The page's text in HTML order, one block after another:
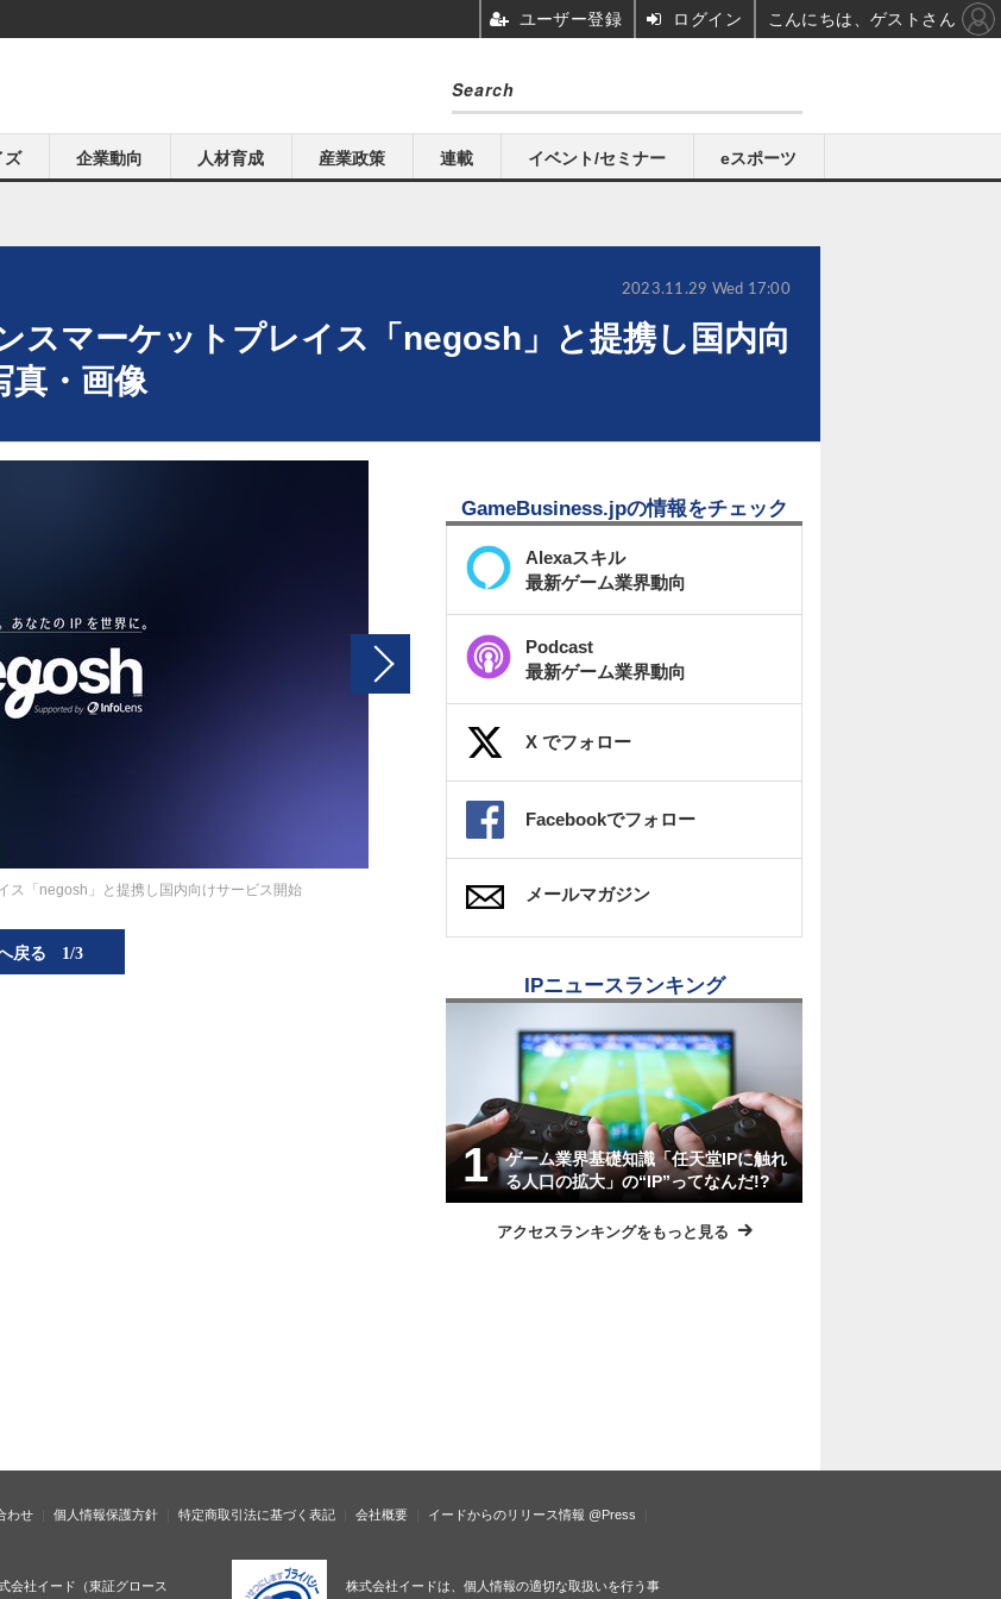
ズ 企業動向 人材育成 産業政策 連載 イベント/セミナー eスポーツ
スマーケットプレイス「negosh」と提携し国内向
真・画像
2023.11.29 Wed 17:00
ス「negosh」と提携し国内向けサービス開始
戻る 1/3
GameBusiness.jpの情報をチェック
Alexaスキル
最新ゲーム業界動向
Podcast
最新ゲーム業界動向
X でフォロー
Facebookでフォロー
メールマガジン
IPニュースランキング
ゲーム業界基礎知識「任天堂IPに触れ
る人口の拡大」の“IP”ってなんだ!?
アクセスランキングをもっと見る
わせ 個人情報保護方針 特定商取引法に基づく表記 会社概要 イードからのリリース情報 @Press
会社イード（東証グロース 株式会社イードは、個人情報の適切な取扱いを行う事
ユーザー登録 ログイン こんにちは、ゲストさん